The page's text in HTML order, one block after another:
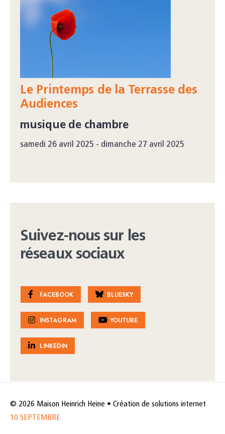
Le Printemps de la Terrasse des
Audiences
musique de chambre
samedi 26 avril 2025 - dimanche 27 avril 2025
Suivez-nous sur les
réseaux sociaux
FACEBOOK BLUESKY
INSTAGRAM YOUTUBE
LINKEDIN
© 2026 Maison Heinrich Heine • Création de solutions internet
10 SEPTEMBRE